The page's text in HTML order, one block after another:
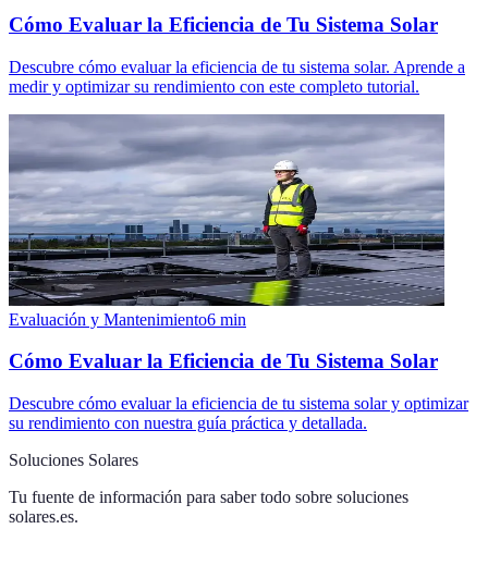
Cómo Evaluar la Eficiencia de Tu Sistema Solar
Descubre cómo evaluar la eficiencia de tu sistema solar. Aprende a
medir y optimizar su rendimiento con este completo tutorial.
Evaluación y Mantenimiento6 min
Cómo Evaluar la Eficiencia de Tu Sistema Solar
Descubre cómo evaluar la eficiencia de tu sistema solar y optimizar
su rendimiento con nuestra guía práctica y detallada.
Soluciones Solares
Tu fuente de información para saber todo sobre soluciones
solares.es.